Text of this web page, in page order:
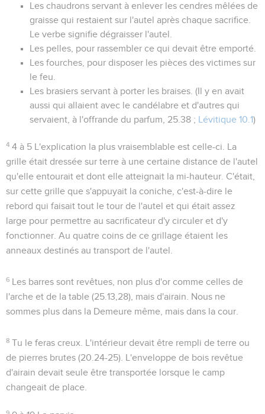
Les chaudrons servant à enlever les cendres mêlées de
graisse qui restaient sur l'autel après chaque sacrifice.
Le verbe signifie dégraisser l'autel.
Les pelles , pour rassembler ce qui devait être emporté.
Les fourches , pour disposer les pièces des victimes sur
le feu.
Les brasiers servant à porter les braises. (Il y en avait
aussi qui allaient avec le candélabre et d'autres qui
servaient, à l'offrande du parfum, 25.38 ; Lévitique 10.1)
4 4 à 5 L'explication la plus vraisemblable est celle-ci. La
grille était dressée sur terre à une certaine distance de l'autel
qu'elle entourait et dont elle atteignait la mi-hauteur. C'était,
sur cette grille que s'appuyait la coniche , c'est-à-dire le
rebord qui faisait tout le tour de l'autel et qui était assez
large pour permettre au sacrificateur d'y circuler et d'y
fonctionner. Au quatre coins de ce grillage étaient les
anneaux destinés au transport de l'autel.
6 Les barres sont revêtues, non plus d'or comme celles de
l'arche et de la table (25.13,28), mais d'airain. Nous ne
sommes plus dans la Demeure même, mais dans la cour.
8 Tu le feras creux . L'intérieur devait être rempli de terre ou
de pierres brutes (20.24-25). L'enveloppe de bois revêtue
d'airain devait seule être transportée lorsque le camp
changeait de place.
9